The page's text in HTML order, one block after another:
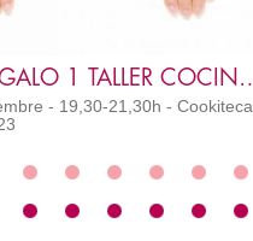
- 19,30-21,30h - Cookiteca